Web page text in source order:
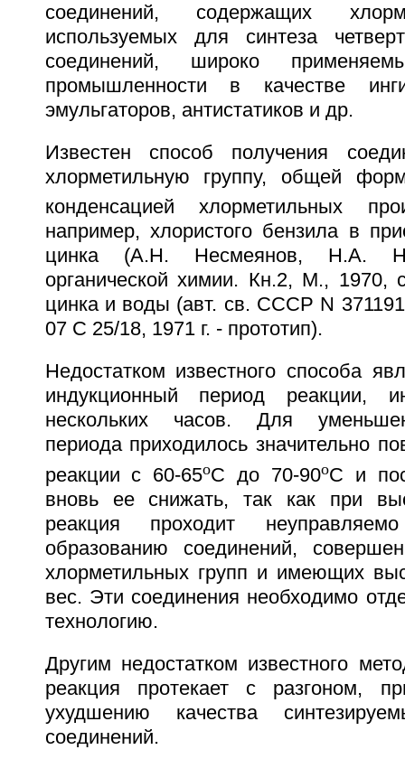
соединений, содержащих
используемых для синтеза
соединений, широко
промышленности в качестве
эмульгаторов, антистатиков и др.
Известен способ получения
хлорметильную группу, общей
конденсацией хлорметильных
например, хлористого бензила в
цинка (А.Н. Несмеянов, Н.А.
органической химии. Кн.2, М., 1970,
цинка и воды (авт. св. СССР N
07 C 25/18, 1971 г. - прототип).
Недостатком известного способа
индукционный период реакции,
нескольких часов. Для
периода приходилось значительно
реакции с 60-65oC до 70-90oC и
вновь ее снижать, так как при
реакция проходит
образованию соединений,
хлорметильных групп и имеющих
вес. Эти соединения необходимо
технологию.
Другим недостатком известного
реакция протекает с разгоном,
ухудшению качества
соединений.